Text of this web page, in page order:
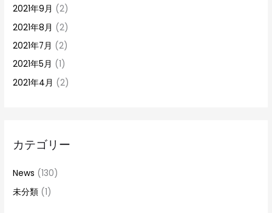
2021年9月 (2)
2021年8月 (2)
2021年7月 (2)
2021年5月 (1)
2021年4月 (2)
カテゴリー
News (130)
未分類 (1)